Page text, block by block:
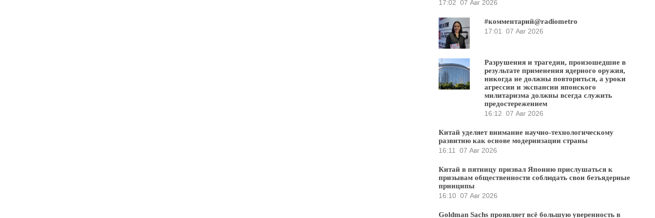
17:02 07 Авг 2026
#комментарий@radiometro
17:01
07 Авг 2026
Разрушения и трагедии, произошедшие в
результате применения ядерного оружия,
никогда не должны повториться, а уроки
агрессии и экспансии японского
милитаризма должны всегда служить
предостережением
16:12 07 Авг 2026
Китай уделяет внимание научно-технологическому
развитию как основе модернизации страны
16:11
07 Авг 2026
Китай в пятницу призвал Японию прислушаться к
призывам общественности соблюдать свои безъядерные
принципы
16:10 07 Авг 2026
Goldman Sachs проявляет всё большую уверенность в